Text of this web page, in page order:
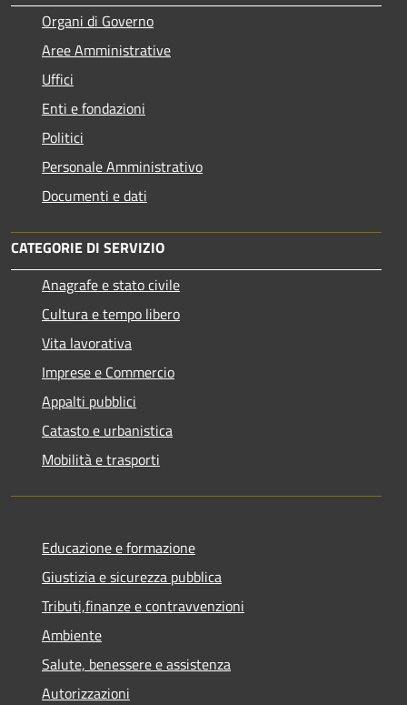
Organi di Governo
Aree Amministrative
Uffici
Enti e fondazioni
Politici
Personale Amministrativo
Documenti e dati
CATEGORIE DI SERVIZIO
Anagrafe e stato civile
Cultura e tempo libero
Vita lavorativa
Imprese e Commercio
Appalti pubblici
Catasto e urbanistica
Mobilità e trasporti
Educazione e formazione
Giustizia e sicurezza pubblica
Tributi,finanze e contravvenzioni
Ambiente
Salute, benessere e assistenza
Autorizzazioni